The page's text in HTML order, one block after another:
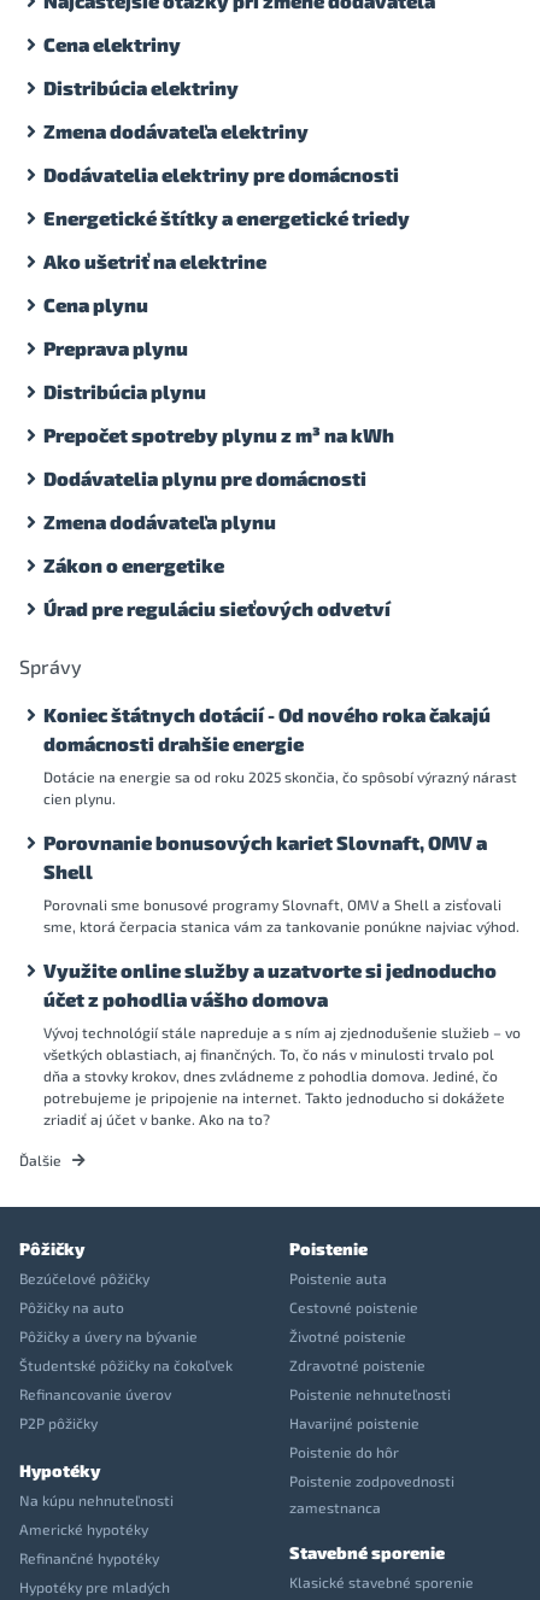
Cena elektriny
Distribúcia elektriny
Zmena dodávateľa elektriny
Dodávatelia elektriny pre domácnosti
Energetické štítky a energetické triedy
Ako ušetriť na elektrine
Cena plynu
Preprava plynu
Distribúcia plynu
Prepočet spotreby plynu z m³ na kWh
Dodávatelia plynu pre domácnosti
Zmena dodávateľa plynu
Zákon o energetike
Úrad pre reguláciu sieťových odvetví
Správy
Koniec štátnych dotácií - Od nového roka čakajú
domácnosti drahšie energie
Dotácie na energie sa od roku 2025 skončia, čo spôsobí výrazný nárast
cien plynu.
Porovnanie bonusových kariet Slovnaft, OMV a
Shell
Porovnali sme bonusové programy Slovnaft, OMV a Shell a zisťovali
sme, ktorá čerpacia stanica vám za tankovanie ponúkne najviac výhod.
Využite online služby a uzatvorte si jednoducho
účet z pohodlia vášho domova
Vývoj technológií stále napreduje a s ním aj zjednodušenie služieb – vo
všetkých oblastiach, aj finančných. To, čo nás v minulosti trvalo pol
dňa a stovky krokov, dnes zvládneme z pohodlia domova. Jediné, čo
potrebujeme je pripojenie na internet. Takto jednoducho si dokážete
zriadiť aj účet v banke. Ako na to?
Ďalšie
Pôžičky
Bezúčelové pôžičky
Pôžičky na auto
Pôžičky a úvery na bývanie
Študentské pôžičky na čokoľvek
Refinancovanie úverov
P2P pôžičky
Hypotéky
Na kúpu nehnuteľnosti
Americké hypotéky
Refinančné hypotéky
Hypotéky pre mladých
Poistenie
Poistenie auta
Cestovné poistenie
Životné poistenie
Zdravotné poistenie
Poistenie nehnuteľnosti
Havarijné poistenie
Poistenie do hôr
Poistenie zodpovednosti
zamestnanca
Stavebné sporenie
Klasické stavebné sporenie